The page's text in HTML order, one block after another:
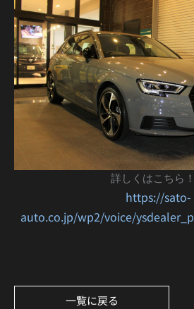
詳しくはこちら
https://sato-
auto.co.jp/wp2/voice/
一覧に戻る